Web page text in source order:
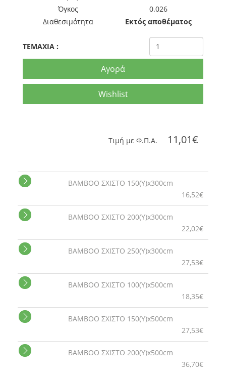
Όγκος
0.026
Διαθεσιμότητα
Εκτός αποθέματος
TEMAXIA :
Αγορά
Wishlist
Tιμή με Φ.Π.Α. 11,01€
BAMBOO ΣΧΙΣΤΟ 150(Y)x300cm
16,52€
BAMBOO ΣΧΙΣΤΟ 200(Y)x300cm
22,02€
BAMBOO ΣΧΙΣΤΟ 250(Y)x300cm
27,53€
BAMBOO ΣΧΙΣΤΟ 100(Y)x500cm
18,35€
BAMBOO ΣΧΙΣΤΟ 150(Y)x500cm
27,53€
BAMBOO ΣΧΙΣΤΟ 200(Y)x500cm
36,70€